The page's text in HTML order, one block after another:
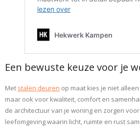
Een bewuste keuze voor je
Met stalen deuren op maat kies je niet
maar ook voor kwaliteit, comfort en
de architectuur van je woning en zorgen
leefomgeving waarin licht, ruimte en rust